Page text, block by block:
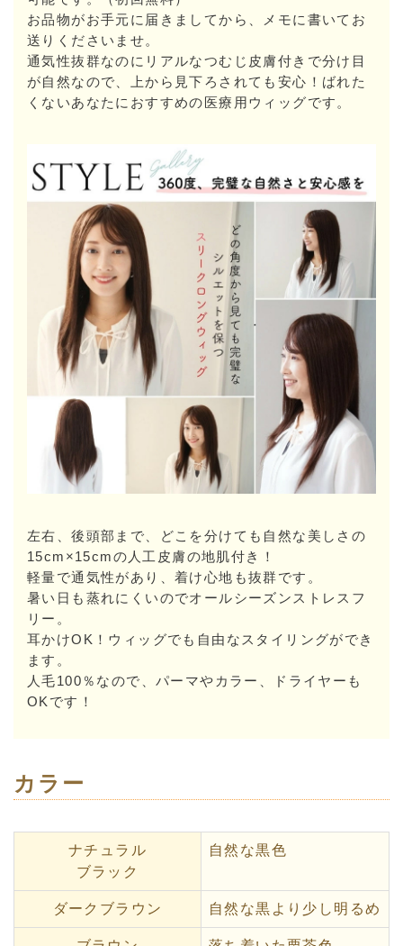
お品物がお手元に届きましてから、メモに書いてお
送りくださいませ。
通気性抜群なのにリアルなつむじ皮膚付きで分け目
が自然なので、上から見下ろされても安心！ばれた
くないあなたにおすすめの医療用ウィッグです。
左右、後頭部まで、どこを分けても自然な美しさの
15cm×15cmの人工皮膚の地肌付き！
軽量で通気性があり、着け心地も抜群です。
暑い日も蒸れにくいのでオールシーズンストレスフ
リー。
耳かけOK！ウィッグでも自由なスタイリングができ
ます。
人毛100％なので、パーマやカラー、ドライヤーも
OKです！
カラー
ナチュラル
ブラック
自然な黒色
ダークブラウン 自然な黒より少し明るめ